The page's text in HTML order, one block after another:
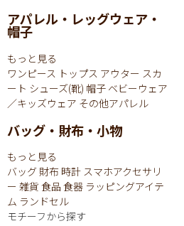
アパレル・レッグウェア・
帽子
もっと見る
ワンピース トップス アウター スカ
ート シューズ(靴) 帽子 ベビーウェア
／キッズウェア その他アパレル
バッグ・財布・小物
もっと見る
バッグ 財布 時計 スマホアクセサリ
ー 雑貨 食品 食器 ラッピングアイテ
ム ランドセル
モチーフから探す